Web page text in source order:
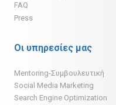
FAQ
Press
Οι υπηρεσίες μας
Mentoring-Συμβουλευτική
Social Media Marketing
Search Engine Optimization